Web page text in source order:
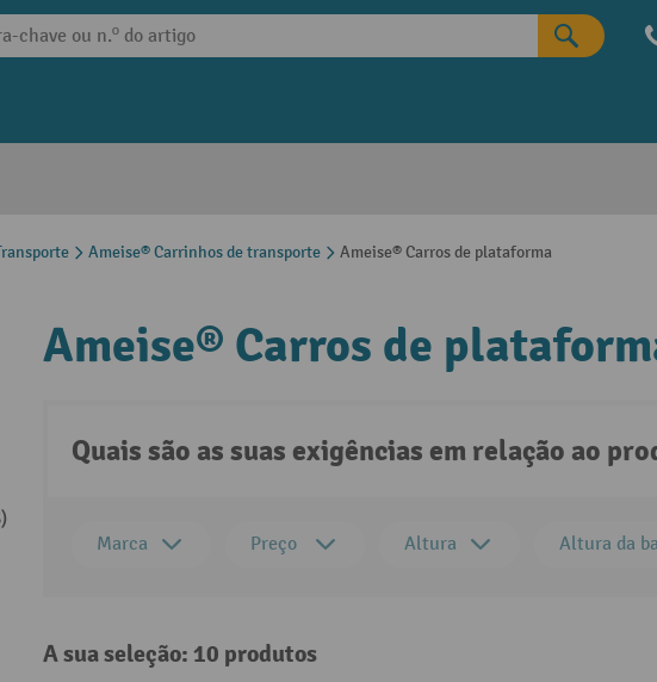
Ameise® Carrinhos de transporte Ameise® Carros de plataforma
Ameise® Carros de
Quais são as suas exigências em relação ao
Marca Preço Altura Altura da
A sua seleção: 10 produtos